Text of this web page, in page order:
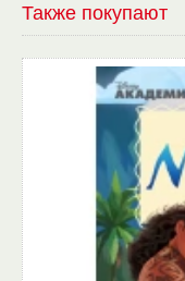
Также покупают